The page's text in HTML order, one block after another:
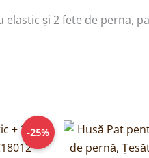
și 2 fete de perna,
-25%